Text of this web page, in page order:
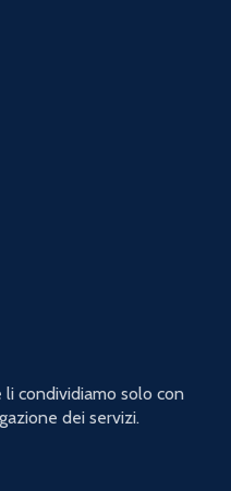
condividiamo solo con
dei servizi.